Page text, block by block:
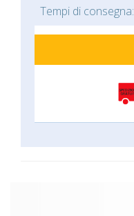
Tempi di consegna: